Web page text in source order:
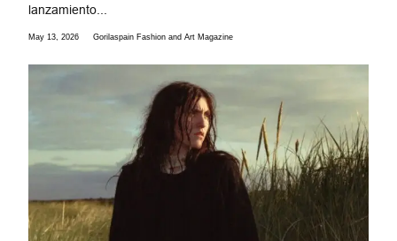
lanzamiento...
May 13, 2026 Gorilaspain Fashion and Art Magazine